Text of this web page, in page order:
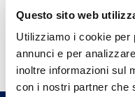
Questo sito web
Utilizziamo i cookie per
annunci e per
inoltre informazioni sul
con i nostri partner che
Hai
Trova l'Agenzia